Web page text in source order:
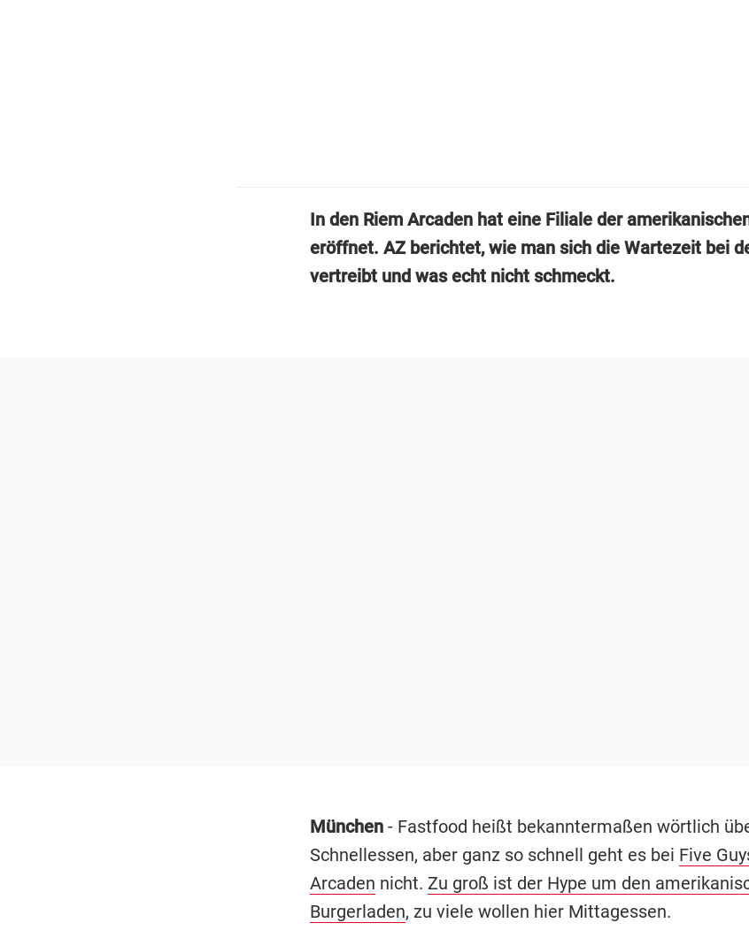
In den Riem Arcaden hat eine Filiale der
eröffnet. AZ berichtet, wie man sich die Wartezeit bei
vertreibt und was echt nicht schmeckt.
München- Fastfood heißt bekanntermaßen wörtlich
Schnellessen, aber ganz so schnell geht es bei Five
Arcaden nicht. Zu groß ist der Hype um den
Burgerladen, zu viele wollen hier Mittagessen.